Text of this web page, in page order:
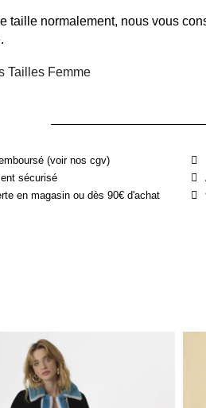
taille normalement, nous vous
Tailles Femme
(voir nos cgv)
sécurisé
en magasin ou dès 90€ d'achat